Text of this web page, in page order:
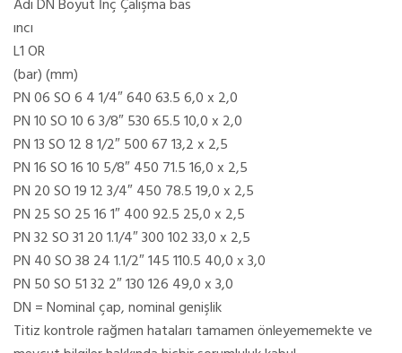
Adı DN Boyut İnç Çalışma bas
ıncı
L1 OR
(bar) (mm)
PN 06 SO 6 4 1/4″ 640 63.5 6,0 x 2,0
PN 10 SO 10 6 3/8″ 530 65.5 10,0 x 2,0
PN 13 SO 12 8 1/2″ 500 67 13,2 x 2,5
PN 16 SO 16 10 5/8″ 450 71.5 16,0 x 2,5
PN 20 SO 19 12 3/4″ 450 78.5 19,0 x 2,5
PN 25 SO 25 16 1″ 400 92.5 25,0 x 2,5
PN 32 SO 31 20 1.1/4″ 300 102 33,0 x 2,5
PN 40 SO 38 24 1.1/2″ 145 110.5 40,0 x 3,0
PN 50 SO 51 32 2″ 130 126 49,0 x 3,0
DN = Nominal çap, nominal genişlik
Titiz kontrole rağmen hataları tamamen önleyememekte ve